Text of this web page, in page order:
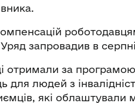
запровадив в
отримали за
для людей з
які